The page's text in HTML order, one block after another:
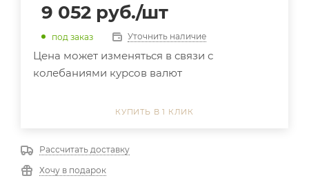
9 052 руб./шт
под заказ Уточнить наличие
Цена может изменяться в связи с
колебаниями курсов валют
КУПИТЬ В 1 КЛИК
Рассчитать доставку
Хочу в подарок